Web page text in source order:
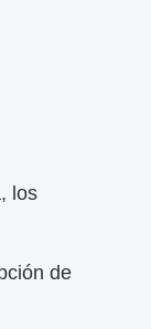
los
de